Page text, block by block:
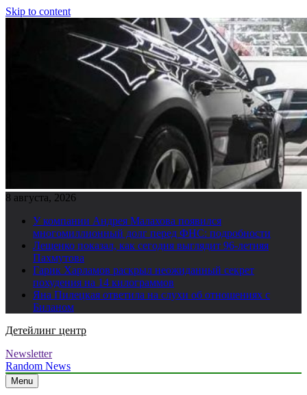
Skip to content
8 августа, 2026
У компании Андрея Малахова появился
многомиллионный долг перед ФНС: подробности
Лещенко показал, как сегодня выглядит 96-летняя
Пахмутова
Гарик Харламов раскрыл неожиданный секрет
похудения на 14 килограммов
Яна Пилецкая ответила на слухи об отношениях с
Биланом
Детейлинг центр
Newsletter
Random News
Menu